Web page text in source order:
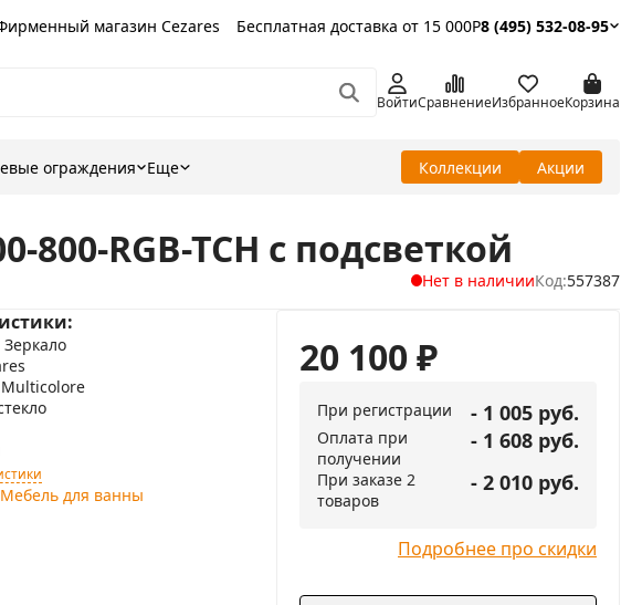
магазин Cezares Бесплатная доставка от 15 000Р8 (495) 532-08-95
ВойтиСравнениеИзбранноеКорзина
ограждения Еще Коллекции Акции
800-RGB-TCH с подсветкой
Нет в наличииКод:557387
Зеркало
Multicolore
Мебель для ванны
20 100₽
При регистрации - 1 005 руб.
Оплата при
получении
- 1 608 руб.
При заказе 2
товаров
- 2 010 руб.
Подробнее про скидки